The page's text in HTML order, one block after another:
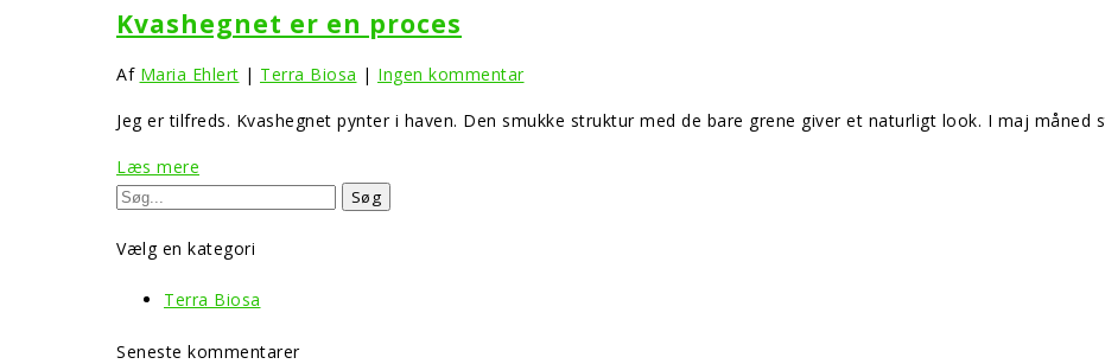
Kvashegnet er en proces
Af Maria Ehlert | Terra Biosa | Ingen kommentar
Jeg er tilfreds. Kvashegnet pynter i haven. Den smukke struktur med de bare grene giver et naturligt look. I maj
Læs mere
Vælg en kategori
Terra Biosa
Seneste kommentarer